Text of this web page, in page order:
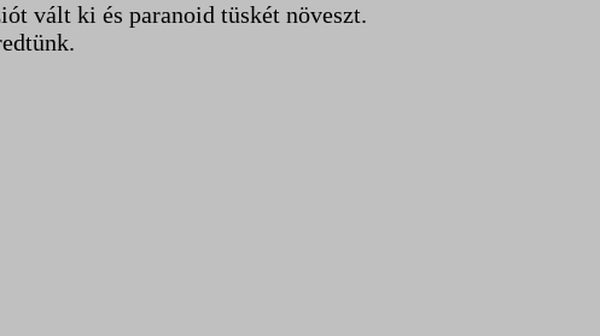
vált ki és paranoid tüskét növeszt.